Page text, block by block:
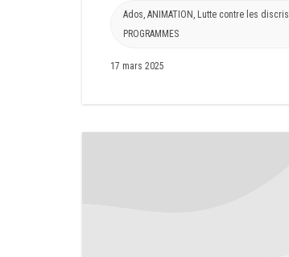
Ados, ANIMATION , Lutte contre les discris
PROGRAMMES
17 mars 2025